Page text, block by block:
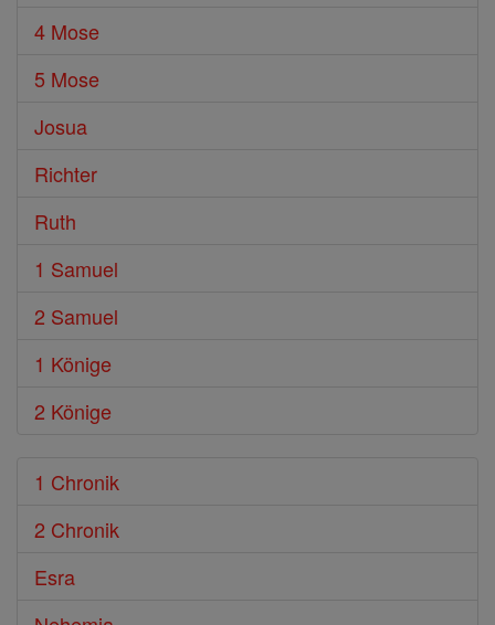
4 Mose
5 Mose
Josua
Richter
Ruth
1 Samuel
2 Samuel
1 Könige
2 Könige
1 Chronik
2 Chronik
Esra